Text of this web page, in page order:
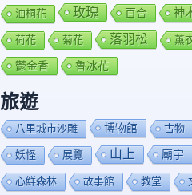
油桐花 玫瑰 百合 神
荷花 菊花 落羽松 薰
鬱金香 魯冰花
旅遊
八里城市沙雕 博物館 古物
妖怪 展覽 山上 廟宇
心鮮森林 故事館 教堂